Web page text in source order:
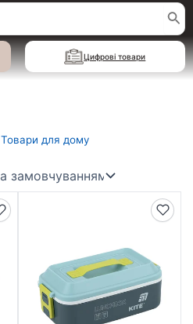
Цифрові товари
Товари для дому